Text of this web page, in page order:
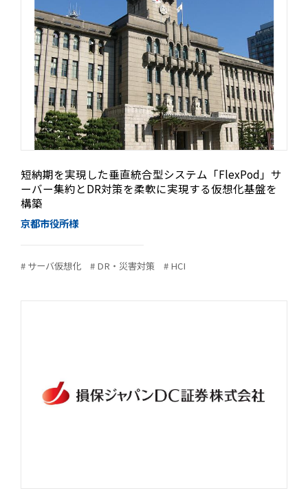
短納期を実現した垂直統合型システム「FlexPod」サ
ーバー集約とDR対策を柔軟に実現する仮想化基盤を
構築
京都市役所様
# サーバ仮想化 # DR・災害対策 # HCI